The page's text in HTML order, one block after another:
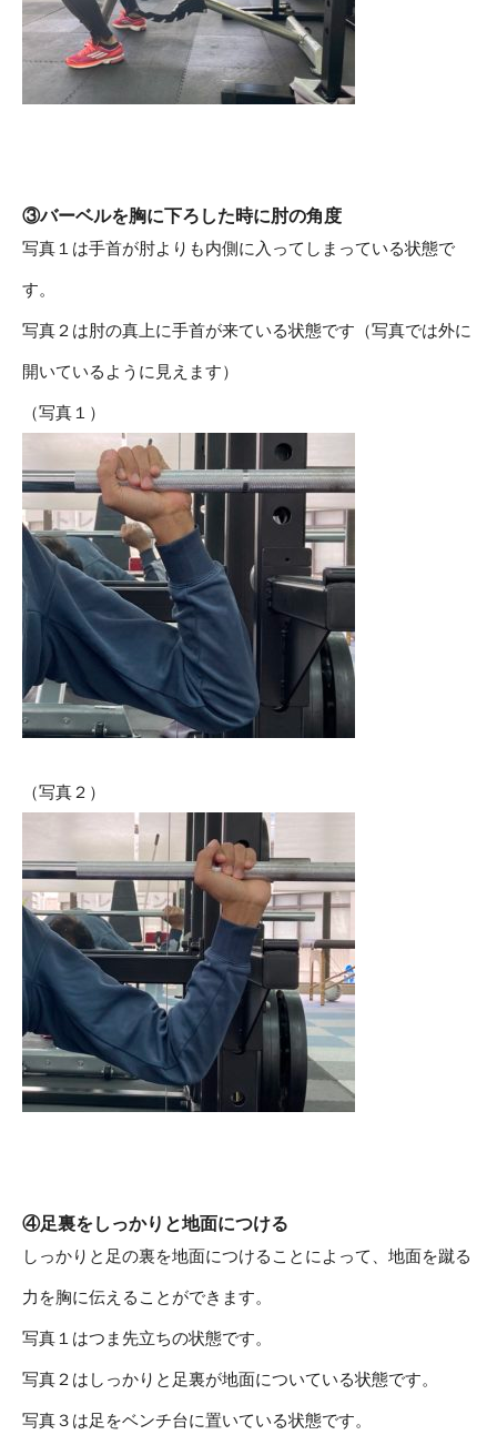
③バーベルを胸に下ろした時に肘の角度
写真１は手首が肘よりも内側に入ってしまっている状態で
す。
写真２は肘の真上に手首が来ている状態です（写真では外に
開いているように見えます）
（写真１）
（写真２）
④足裏をしっかりと地面につける
しっかりと足の裏を地面につけることによって、地面を蹴る
力を胸に伝えることができます。
写真１はつま先立ちの状態です。
写真２はしっかりと足裏が地面についている状態です。
写真３は足をベンチ台に置いている状態です。